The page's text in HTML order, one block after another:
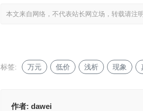
本文来自网络，不代表站长网立场，转载请注
标签: 万元 低价 浅析 现象
作者: dawei